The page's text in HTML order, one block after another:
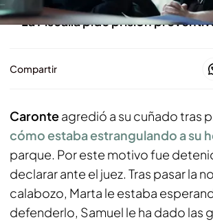
La Fiscalía pide prisión
Compartir
Caronteagredió a su cuñado tras
cómo estaba estrangulando a su
parque. Por este motivo fue
declarar ante el juez. Tras pasar la
calabozo, Marta le estaba
defenderlo, Samuel le ha dado las